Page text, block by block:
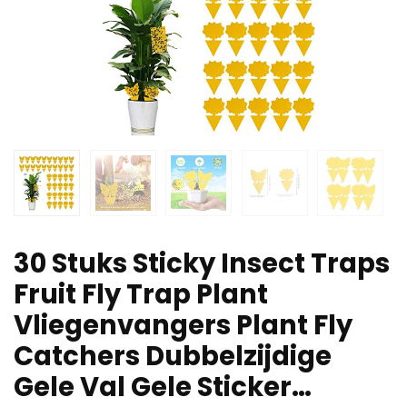
30 Stuks Sticky Insect Traps
Fruit Fly Trap Plant
Vliegenvangers Plant Fly
Catchers Dubbelzijdige
Gele Val Gele Sticker…